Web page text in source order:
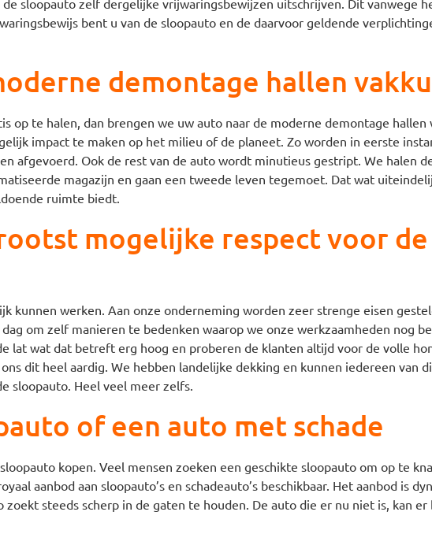
sloopauto zelf dergelijke vrijwaringsbewijzen uitschrijven. Dit vanwege
bent u van de sloopauto en de daarvoor geldende
demontage hallen
op te halen, dan brengen we uw auto naar de moderne demontage hallen
impact te maken op het milieu of de planeet. Zo worden in eerste
afgevoerd. Ook de rest van de auto wordt minutieus gestript. We halen
magazijn en gaan een tweede leven tegemoet. Dat wat
ruimte biedt.
mogelijke respect voor
kunnen werken. Aan onze onderneming worden zeer strenge eisen
om zelf manieren te bedenken waarop we onze werkzaamheden nog
lat wat dat betreft erg hoog en proberen de klanten altijd voor de volle
dit heel aardig. We hebben landelijke dekking en kunnen iedereen van
sloopauto. Heel veel meer zelfs.
of een auto met schade
kopen. Veel mensen zoeken een geschikte sloopauto om op te
aanbod aan sloopauto’s en schadeauto’s beschikbaar. Het aanbod is
zoekt steeds scherp in de gaten te houden. De auto die er nu niet is, kan